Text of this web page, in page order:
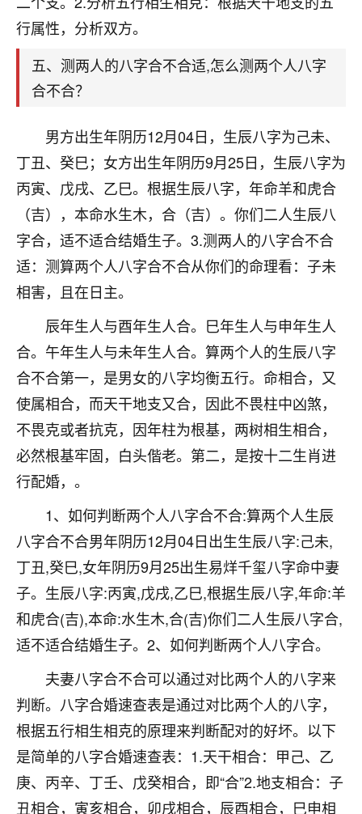
行属性，分析双方。
五、测两人的八字合不合适,怎么测两个人八字
合不合？
男方出生年阴历12月04日，生辰八字为己未、
丁丑、癸巳；女方出生年阴历9月25日，生辰八字为
丙寅、戊戌、乙巳。根据生辰八字，年命羊和虎合
（吉），本命水生木，合（吉）。你们二人生辰八
字合，适不适合结婚生子。3.测两人的八字合不合
适：测算两个人八字合不合从你们的命理看：子未
相害，且在日主。
辰年生人与酉年生人合。巳年生人与申年生人
合。午年生人与未年生人合。算两个人的生辰八字
合不合第一，是男女的八字均衡五行。命相合，又
使属相合，而天干地支又合，因此不畏柱中凶煞，
不畏克或者抗克，因年柱为根基，两树相生相合，
必然根基牢固，白头偕老。第二，是按十二生肖进
行配婚，。
1、如何判断两个人八字合不合:算两个人生辰
八字合不合男年阴历12月04日出生生辰八字:己未,
丁丑,癸巳,女年阴历9月25出生易烊千玺八字命中妻
子。生辰八字:丙寅,戊戌,乙巳,根据生辰八字,年命:羊
和虎合(吉),本命:水生木,合(吉)你们二人生辰八字合,
适不适合结婚生子。2、如何判断两个人八字合。
夫妻八字合不合可以通过对比两个人的八字来
判断。八字合婚速查表是通过对比两个人的八字，
根据五行相生相克的原理来判断配对的好坏。以下
是简单的八字合婚速查表：1.天干相合：甲己、乙
庚、丙辛、丁壬、戊癸相合，即“合”2.地支相合：子
丑相合，寅亥相合，卯戌相合，辰酉相合，巳申相
太岁还有一个发钱粮，本来年前的人事调整，拖到年
后，我以为都没戏了，结果开年一上班，开会提拔升
职第一个就是我，职务无所谓，主要是底薪加了
3000，非常开心，无论如何，感恩感谢！🙏🏻
32
心心相印
我身体不太好，总是病病殃殃的，去检查又没什么大
问题，反正就是不舒服。中医西医看遍了，找不到问
题，后来无意中看到有人推荐慧来老师，跟老师聊过
之后，心情豁然开朗，也听老师建议，处理了一些因
果问题。今年以来，身体比以前好多，主要是心情好
了，老师说境随心转，现在深有体会了。
鹿森
：是的，其实跟老师聊过之后，最大的感
触，首先就是心态会变好，万般皆是命，半点
不由人！
9
金白水清
我也想找老师看看，有没有人给个联系方式的啊？
鹿森：慧来老师微信：gjsy0624
1天前 来自江西 12
青春168
我也想要，我也想要！
2天前 来自山西 15
老师做不做超度法事？我想给我奶奶做超度，她今年
刚去世了。
七零老顽童：我母亲前年离世，刚开始我经常
做梦梦见她，后来也是朋友介绍，找到慧来老
师，安排了超度法事，做梦再也没有梦到过
了，一开始是半信半疑的，图个心安，给亡母